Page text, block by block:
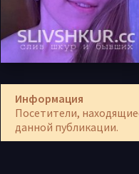
Информация
Посетители,
данной публикации.